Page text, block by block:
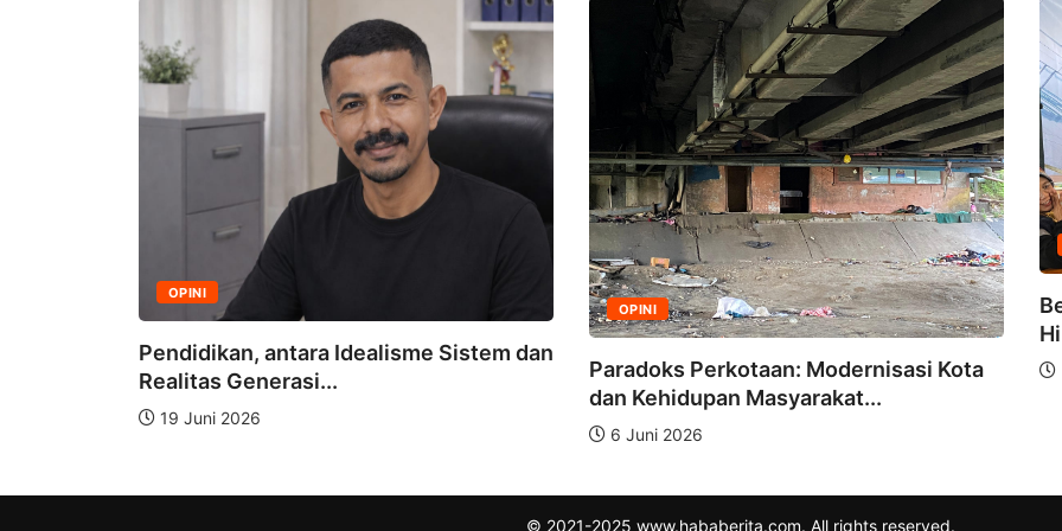
OPINI
Pendidikan, antara Idealisme Sistem dan
Realitas Generasi...
19 Juni 2026
OPINI
Paradoks Perkotaan: Modernisasi Kota
dan Kehidupan Masyarakat...
6 Juni 2026
© 2021-2025 www.hababerita.com. All rights reserved.